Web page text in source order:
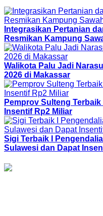
Integrasikan Pertanian
Resmikan Kampung
Walikota Palu Jadi
2026 di Makassar
Pemprov Sulteng
Insentif Rp2 Miliar
Sigi Terbaik I
Sulawesi dan Dapat